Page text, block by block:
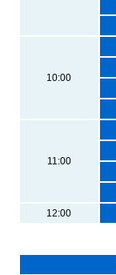
10:00
11:00
12:00